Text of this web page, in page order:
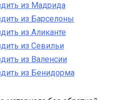
из Мадрида
из Барселоны
из Аликанте
из Севильи
из Валенсии
из Бенидорма